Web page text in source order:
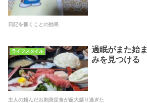
日記を書くことの効果
ライフスタイル
過眠がまた始
みを見つける
主人の頼んだお刺身定食が超大盛り過ぎた